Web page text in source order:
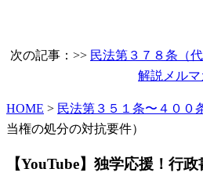
次の記事：>> 民法第３７８条（
解説メルマ
HOME > 民法第３５１条〜４００
当権の処分の対抗要件）
【YouTube】独学応援！行